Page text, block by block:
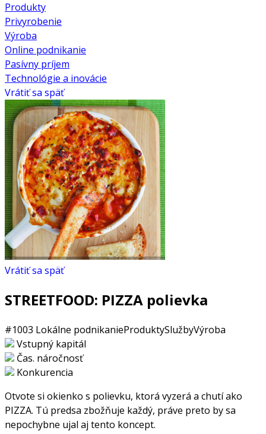
Produkty
Privyrobenie
Výroba
Online podnikanie
Pasívny príjem
Technológie a inovácie
Vrátiť sa späť
Vrátiť sa späť
STREETFOOD: PIZZA polievka
#1003 Lokálne podnikanieProduktySlužbyVýroba
Vstupný kapitál
Čas. náročnosť
Konkurencia
Otvote si okienko s polievku, ktorá vyzerá a chutí ako
PIZZA. Tú predsa zbožňuje každý, práve preto by sa
nepochybne ujal aj tento koncept.